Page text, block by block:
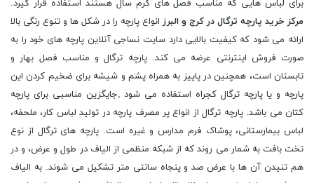
برای لباس هایی که مناسب فصل های گرم سال هستند استفاده قرار گیرد.
مرکز خرید پارچه ترگال در کرج و البرز انواع پارچه را در شکل ها و تنوع رنگی بالا
ارائه می شود که کیفیت بالایی دارد سایت نساجی آنلاین پارچه های خود را به
صورت فروش اینترنتی عرضه می کند. پارچه ترگال و مناسب فصل بهار و
تابستان است، همچنین در پاییز به همراه پشم و شیشه برای ضخیم کردن این
پارچه و یا پارچه ترگال کجراه استفاده می شود ,جایگزین مناسبی برای پارچه
کتان می باشد. پارچه ترگال از انواع پر مصرف پارچه در تولید لباس کار، ملحفه،
لباس بیمارستانی، پوشاک فرم مدارس و غیره است. پارچه های ترگال از نوع
تخت بافت به شمار می روند که از شبکه منظمی از الیاف در طول و عرض، و در
هم تنیدن آن ها با عرض صد و پنجاه سانتی متر تشکیل می شوند. به الیاف